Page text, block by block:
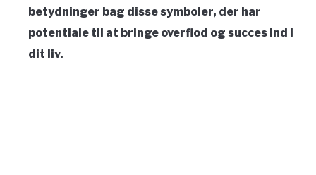
betydninger bag disse symboler, der har
potentiale til at bringe overflod og succes ind i
dit liv.